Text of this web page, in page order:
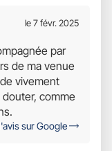
le 7 févr. 2025
par
de ma venue
vivement
comme
sur Google